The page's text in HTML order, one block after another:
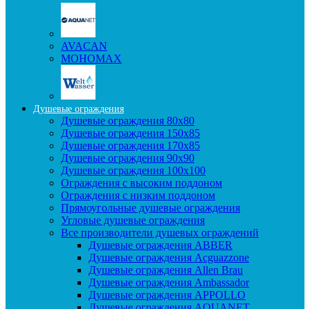
AVACAN
МОНОМАХ
Душевые ограждения
Душевые ограждения 80x80
Душевые ограждения 150x85
Душевые ограждения 170x85
Душевые ограждения 90x90
Душевые ограждения 100x100
Ограждения с высоким поддоном
Ограждения с низким поддоном
Прямоугольные душевые ограждения
Угловые душевые ограждения
Все производители душевых ограждений
Душевые ограждения ABBER
Душевые ограждения Acguazzone
Душевые ограждения Allen Brau
Душевые ограждения Ambassador
Душевые ограждения APPOLLO